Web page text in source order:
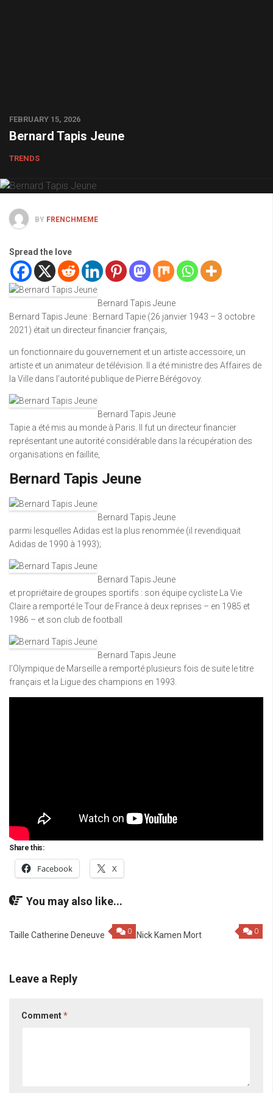
FEBRUARY 15, 2026
Bernard Tapis Jeune
TRENDS
BY FRENCHMEME
Spread the love
Bernard Tapis Jeune
Bernard Tapis Jeune : Bernard Tapie (26 janvier 1943 – 3 octobre
2021) était un directeur financier français,
un fonctionnaire du gouvernement et un artiste accessoire, un
artiste et un animateur de télévision. Il a été ministre des Affaires de
la Ville dans l’autorité publique de Pierre Bérégovoy.
Bernard Tapis Jeune
Tapie a été mis au monde à Paris. Il fut un directeur financier
représentant une autorité considérable dans la récupération des
organisations en faillite,
Bernard Tapis Jeune
Bernard Tapis Jeune
parmi lesquelles Adidas est la plus renommée (il revendiquait
Adidas de 1990 à 1993);
Bernard Tapis Jeune
et propriétaire de groupes sportifs : son équipe cycliste La Vie
Claire a remporté le Tour de France à deux reprises – en 1985 et
1986 – et son club de football
Bernard Tapis Jeune
l’Olympique de Marseille a remporté plusieurs fois de suite le titre
français et la Ligue des champions en 1993.
Share this:
Facebook X
You may also like...
0
Taille Catherine Deneuve 0
Nick Kamen Mort
Leave a Reply
Comment*